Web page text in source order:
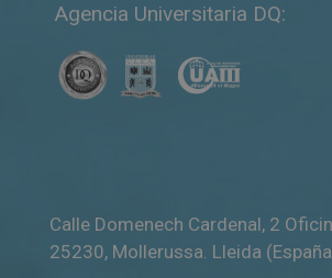
Agencia Universitaria DQ:
Calle Domenech Cardenal, 2
25230, Mollerussa. Lleida